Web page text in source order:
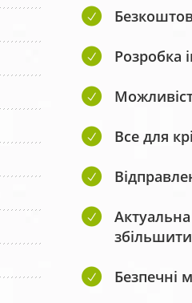
Розробка
Все для
збільшити
Безпечні